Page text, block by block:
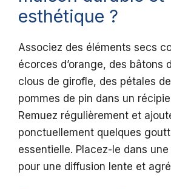
esthétique ?
Associez des éléments secs
écorces d’orange, des bâtons
clous de girofle, des pétales
pommes de pin dans un
Remuez régulièrement et
ponctuellement quelques
essentielle. Placez-le dans
pour une diffusion lente et